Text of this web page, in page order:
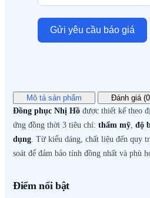
Gửi yêu cầu báo giá
Mô tả sản phẩm
Đánh giá
Đồng phục Nhị Hồ được thiết kế theo
ứng đồng thời 3 tiêu chí: thẩm mỹ, độ
dụng. Từ kiểu dáng, chất liệu đến quy
soát để đảm bảo tính đồng nhất và phù
Điểm nổi bật